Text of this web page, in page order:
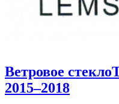
Ветровое стекло
2015–2018